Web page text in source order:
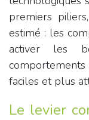
premiers
estimé : les
activer les
faciles et plus
Le levier